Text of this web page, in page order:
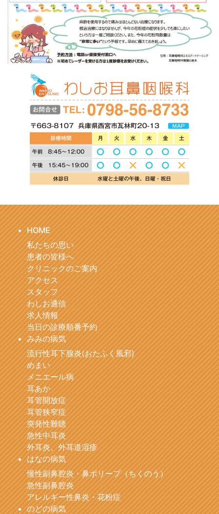
HOME
私たちの思い
患者の皆様へ
クリニックのご案内
アクセス
スタッフ
わしお通信
求人情報
当日の診療順番予約
みみの病気
流行性耳下腺炎(おたふく風邪)
めまい
メニエール病
耳あか
耳管開放症
耳管狭窄症
突発性難聴
急性中耳炎
外耳炎、外耳道湿疹
はなの病気
慢性副鼻腔炎・鼻ポリープ（ちくのう）
急性副鼻腔炎
アレルギー性鼻炎・花粉症
のどの病気